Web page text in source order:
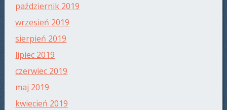
październik 2019
wrzesień 2019
sierpień 2019
lipiec 2019
czerwiec 2019
maj 2019
kwiecień 2019